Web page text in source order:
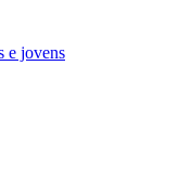
e jovens